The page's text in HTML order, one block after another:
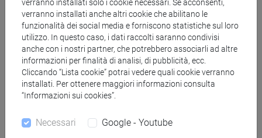
e di analisi, e la capacità di apprendimento
autonomo da parte dello studente. Le domande
aperte, in particolare, servono a valutare la sua
capacità di applicare le conoscenze alla
discussione degli argomenti trattati e la sua
autonomia di giudizio nella loro analisi, nonché la
sua capacità di esprimere in maniera sintetica ed
La gradazione del voto è determinata secondo le
verranno installati solo i cookie necessari. Se acconsenti,
verranno installati anche altri cookie che abilitano le
funzionalità dei social media e forniscono statistiche sul loro
utilizzo. In questo caso, i dati raccolti saranno condivisi
anche con i nostri partner, che potrebbero associarli ad altre
informazioni per finalità di analisi, di pubblicità, ecc.
Cliccando “Lista cookie” potrai vedere quali cookie verranno
installati. Per ottenere maggiori informazioni consulta
“Informazioni sui cookies”.
Necessari Google - Youtube